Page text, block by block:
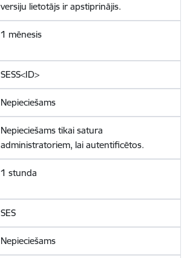
versiju lietotājs ir apstiprinājis.
1 mēnesis
SESS<ID>
Nepieciešams
Nepieciešams tikai satura
administratoriem, lai autentificētos.
1 stunda
SES
Nepieciešams